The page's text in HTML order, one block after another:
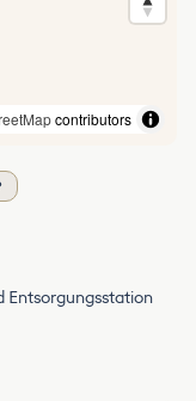
contributors
Entsorgungsstation